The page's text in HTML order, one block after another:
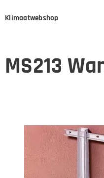
Klimaatwebshop
MS213